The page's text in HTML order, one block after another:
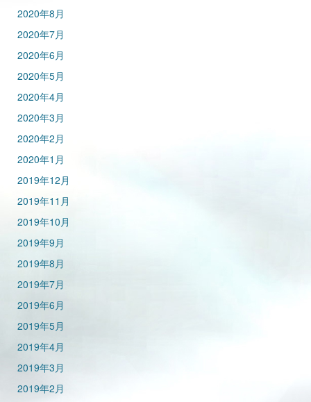
2020年8月
2020年7月
2020年6月
2020年5月
2020年4月
2020年3月
2020年2月
2020年1月
2019年12月
2019年11月
2019年10月
2019年9月
2019年8月
2019年7月
2019年6月
2019年5月
2019年4月
2019年3月
2019年2月